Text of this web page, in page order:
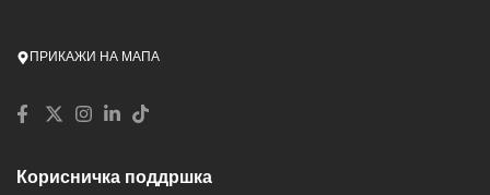
ПРИКАЖИ НА МАПА
Корисничка поддршка